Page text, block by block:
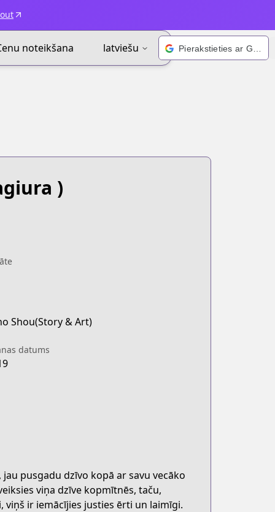
noteikšana latviešu
)
Shou(Story & Art)
datums
pusgadu dzīvo kopā ar savu vecāko
viņa dzīve kopmītnēs, taču,
ir iemācījies justies ērti un laimīgi.